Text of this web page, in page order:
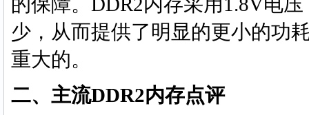
少，从而提供了明显的更小的功
重大的。
二、主流DDR2内存点评